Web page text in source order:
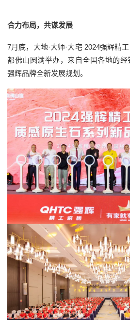
合力布局，共谋发展
7月底，大地·大师·大宅 2024强辉精
都佛山圆满举办，来自全国各地的
强辉品牌全新发展规划。